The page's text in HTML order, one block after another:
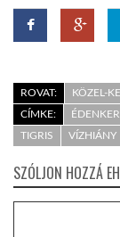
ROVAT: KÖZEL-
CÍMKE:
TIGRIS
VÍZHIÁNY
SZÓLJON HOZZÁ